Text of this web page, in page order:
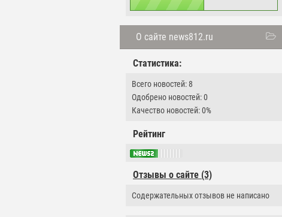
О сайте news812.ru
Статистика:
Всего новостей: 8
Одобрено новостей: 0
Качество новостей: 0%
Рейтинг
Отзывы о сайте (3)
Содержательных отзывов не написано